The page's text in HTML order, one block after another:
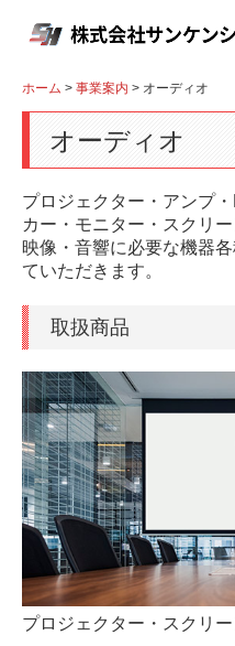
ホーム
会社案内
オーディオ
自動車学校用教材
IT・OA機器販売
教育商品・学校教材
オフィス環境
納入実績
視聴覚機器・サイネージ・
自動車学校用教材
IT環境の提案・OA機器販
ホーム 事業案内 オーディオ
オーディオ
プロジェクター・アンプ
カー・モニター・スクリー
映像・音響に必要な機器
ていただきます。
取扱商品
プロジェクター・スクリ